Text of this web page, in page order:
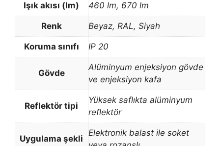
Işık akısı (lm) 460 lm, 670 lm
Renk Beyaz, RAL, Siyah
Koruma sınıfı IP 20
Gövde
Alüminyum enjeksiyon gövde
ve enjeksiyon kafa
Reflektör tipi
Yüksek saflıkta alüminyum
reflektör
Uygulama şekli
Elektronik balast ile soket